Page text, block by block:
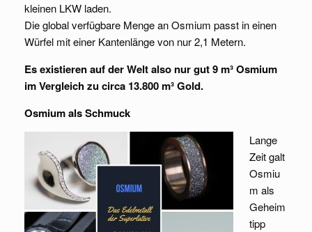
kleinen LKW laden.
Die global verfügbare Menge an Osmium passt in einen
Würfel mit einer Kantenlänge von nur 2,1 Metern.
Es existieren auf der Welt also nur gut 9 m³ Osmium
im Vergleich zu circa 13.800 m³ Gold.
Osmium als Schmuck
Lange
Zeit galt
Osmiu
m als
Geheim
tipp